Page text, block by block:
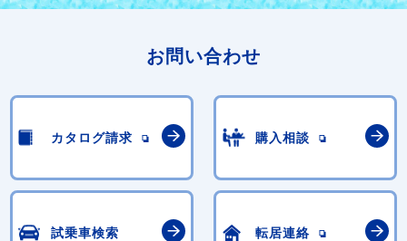
お問い合わせ
カタログ請求 購入相談
試乗車検索 転居連絡